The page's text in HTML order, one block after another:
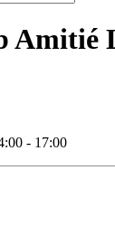
Amitié
- 17:00